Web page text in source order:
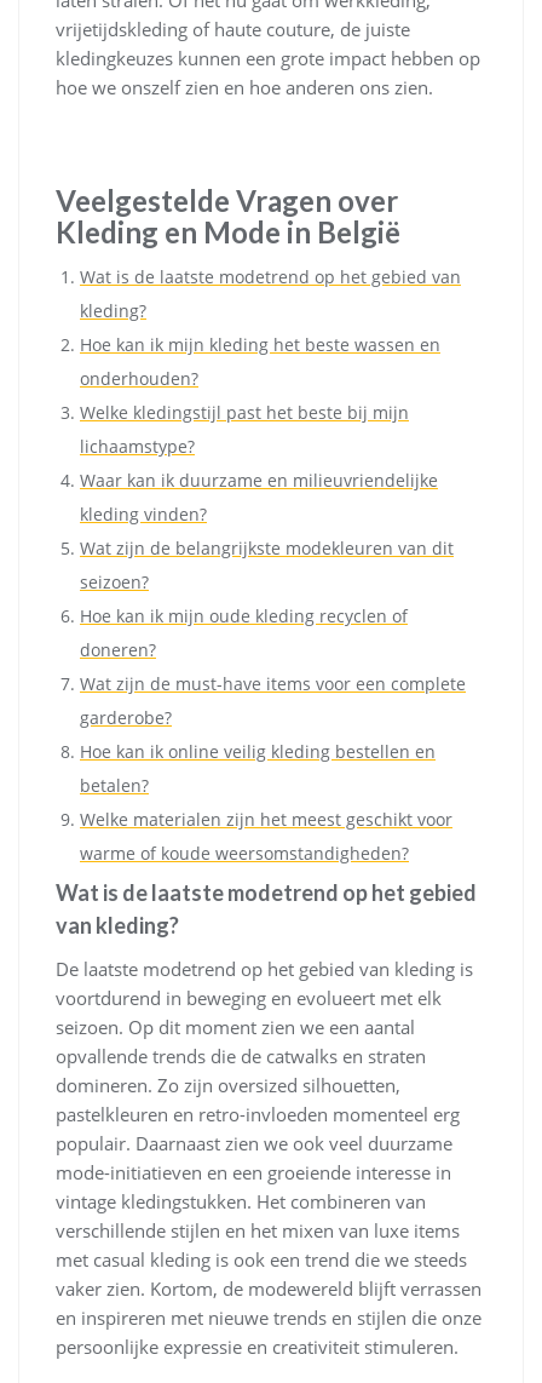
vrijetijdskleding of haute couture, de juiste
kledingkeuzes kunnen een grote impact hebben op
hoe we onszelf zien en hoe anderen ons zien.
Veelgestelde Vragen over
Kleding en Mode in België
Wat is de laatste modetrend op het gebied van
kleding?
Hoe kan ik mijn kleding het beste wassen en
onderhouden?
Welke kledingstijl past het beste bij mijn
lichaamstype?
Waar kan ik duurzame en milieuvriendelijke
kleding vinden?
Wat zijn de belangrijkste modekleuren van dit
seizoen?
Hoe kan ik mijn oude kleding recyclen of
doneren?
Wat zijn de must-have items voor een complete
garderobe?
Hoe kan ik online veilig kleding bestellen en
betalen?
Welke materialen zijn het meest geschikt voor
warme of koude weersomstandigheden?
Wat is de laatste modetrend op het gebied
van kleding?
De laatste modetrend op het gebied van kleding is
voortdurend in beweging en evolueert met elk
seizoen. Op dit moment zien we een aantal
opvallende trends die de catwalks en straten
domineren. Zo zijn oversized silhouetten,
pastelkleuren en retro-invloeden momenteel erg
populair. Daarnaast zien we ook veel duurzame
mode-initiatieven en een groeiende interesse in
vintage kledingstukken. Het combineren van
verschillende stijlen en het mixen van luxe items
met casual kleding is ook een trend die we steeds
vaker zien. Kortom, de modewereld blijft verrassen
en inspireren met nieuwe trends en stijlen die onze
persoonlijke expressie en creativiteit stimuleren.